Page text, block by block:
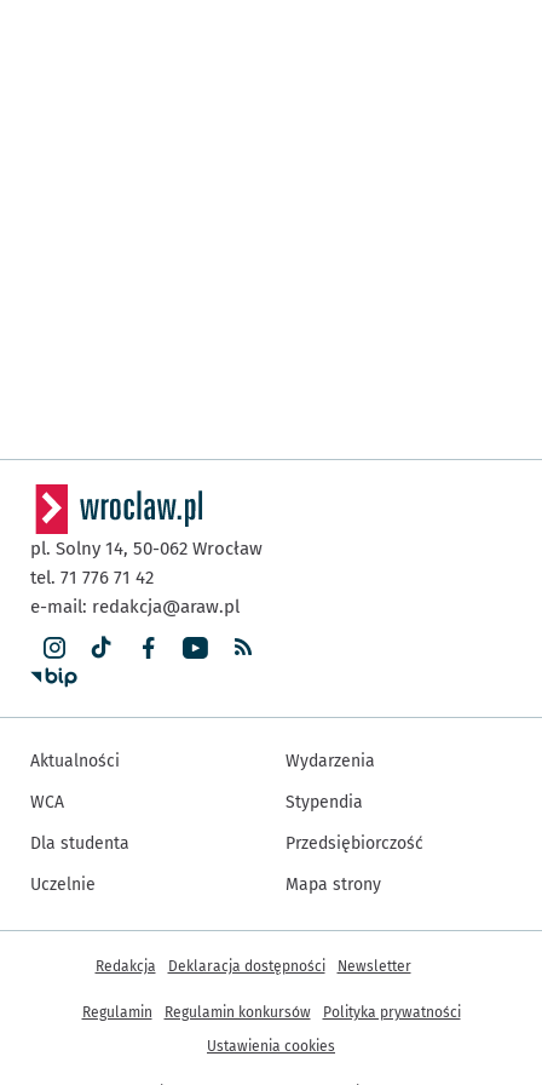
pl. Solny 14, 50-062 Wrocław
tel. 71 776 71 42
e-mail: redakcja@araw.pl
Aktualności
WCA
Dla studenta
Uczelnie
Wydarzenia
Stypendia
Przedsiębiorczość
Mapa strony
Inne informacje
Redakcja Deklaracja dostępności Newsletter
Regulamin Regulamin konkursów
Polityka prywatności
Ustawienia cookies